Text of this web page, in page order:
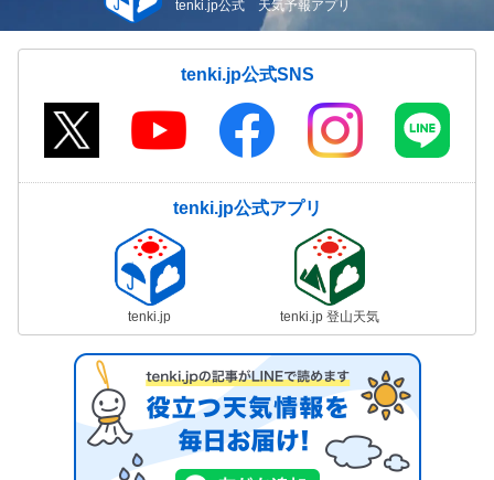
tenki.jp公式 天気予報アプリ
tenki.jp公式SNS
tenki.jp公式アプリ
tenki.jp tenki.jp 登山天気